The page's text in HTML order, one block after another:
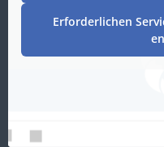
Erforderlichen